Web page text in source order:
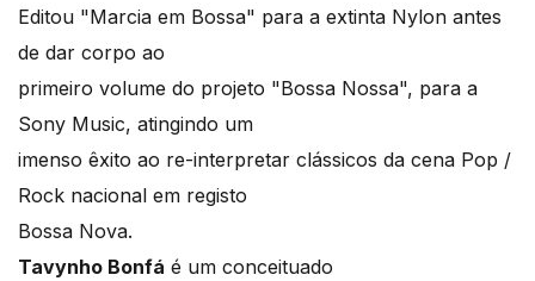
Editou "Marcia em Bossa" para a extinta Nylon antes
de dar corpo ao
primeiro volume do projeto "Bossa Nossa", para a
Sony Music, atingindo um
imenso êxito ao re-interpretar clássicos da cena Pop /
Rock nacional em registo
Bossa Nova.
Tavynho Bonfá é um conceituado